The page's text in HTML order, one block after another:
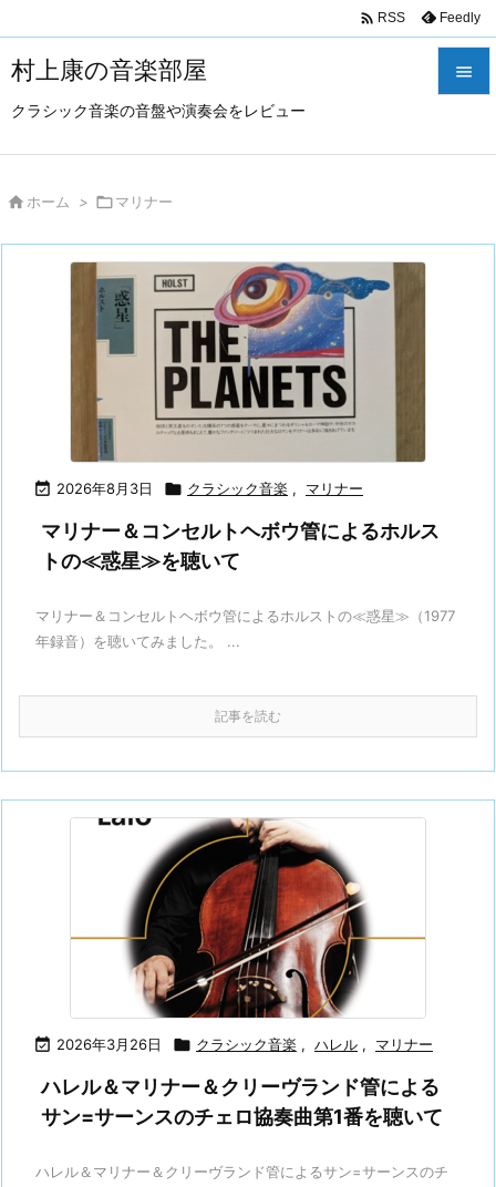
村上康の音楽部屋
クラシック音楽の音盤や演奏会をレビュー

 RSS Feedly
 ホーム > マリナー
 2026年8月3日  クラシック音楽 , マリナー
マリナー＆コンセルトヘボウ管によるホルス
トの≪惑星≫を聴いて
マリナー＆コンセルトヘボウ管によるホルストの≪惑星≫（1977
年録音）を聴いてみました。 ...
記事を読む
 2026年3月26日  クラシック音楽 , ハレル , マリナー
ハレル＆マリナー＆クリーヴランド管による
サン=サーンスのチェロ協奏曲第1番を聴いて
ハレル＆マリナー＆クリーヴランド管によるサン=サーンスのチ